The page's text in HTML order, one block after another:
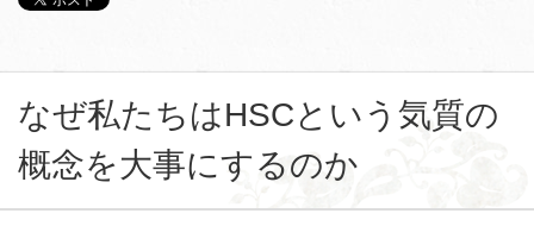
なぜ私たちはHSCという気質の
概念を大事にするのか